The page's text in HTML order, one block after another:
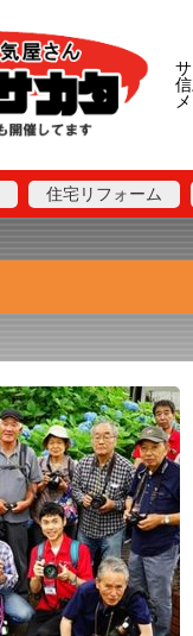
住宅リフォーム